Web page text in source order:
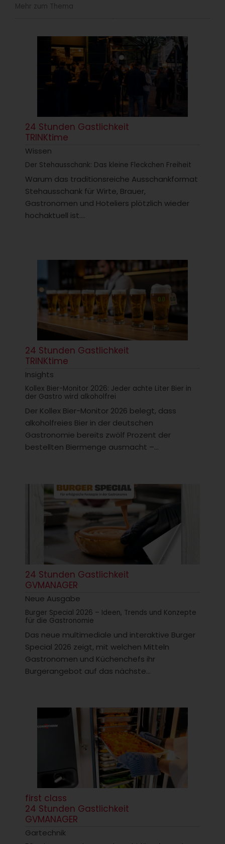
Mehr zum Thema
24 Stunden Gastlichkeit
TRINKtime
Wissen
Der Stehausschank: Das kleine Fleckchen Freiheit
Warum das traditionsreiche Ausschankformat
Stehausschank für Wirte, Brauer,
Gastronomen und Hoteliers plötzlich wieder
hochaktuell ist....
24 Stunden Gastlichkeit
TRINKtime
Insights
Kollex Bier-Monitor 2026: Jeder achte Liter Bier in
der Gastro wird alkoholfrei
Der Kollex Bier-Monitor 2026 belegt, dass
alkoholfreies Bier in der deutschen
Gastronomie bereits zwölf Prozent der
bestellten Biermenge ausmacht –...
24 Stunden Gastlichkeit
GVMANAGER
Neue Ausgabe
Burger Special 2026 – Ideen, Trends und Konzepte
für die Gastronomie
Das neue multimediale und interaktive Burger
Special 2026 zeigt, mit welchen Mitteln
Gastronomen und Küchenchefs ihr
Burgerangebot auf das nächste...
first class
24 Stunden Gastlichkeit
GVMANAGER
Gartechnik